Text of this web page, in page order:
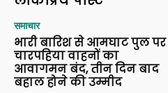
समाचार
भारी बारिश से आमघाट पुल पर
चारपहिया वाहनों का
आवागमन बंद, तीन दिन बाद
बहाल होने की उम्मीद